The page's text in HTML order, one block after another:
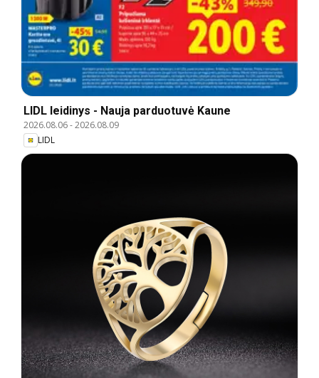
LIDL leidinys - Nauja parduotuvė Kaune
2026.08.06-2026.08.09
LIDL